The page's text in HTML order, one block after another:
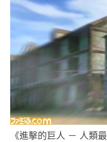
《進擊的巨人 － 人類